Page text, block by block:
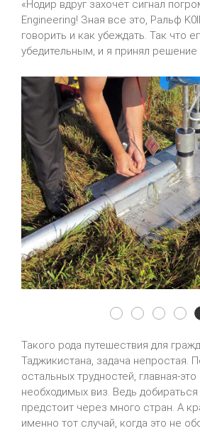
«Нодир вдруг захочет сигнал
Engineering! Зная все это, Ральф
говорить и как убеждать. Так что
убедительным, и я принял решение
3y0z013y0z023y0z03
Такого рода путешествия для
Таджикистана, задача непростая.
остальных трудностей, главная-
необходимых виз. Ведь
предстоит через много стран. А
именно тот случай, когда это не